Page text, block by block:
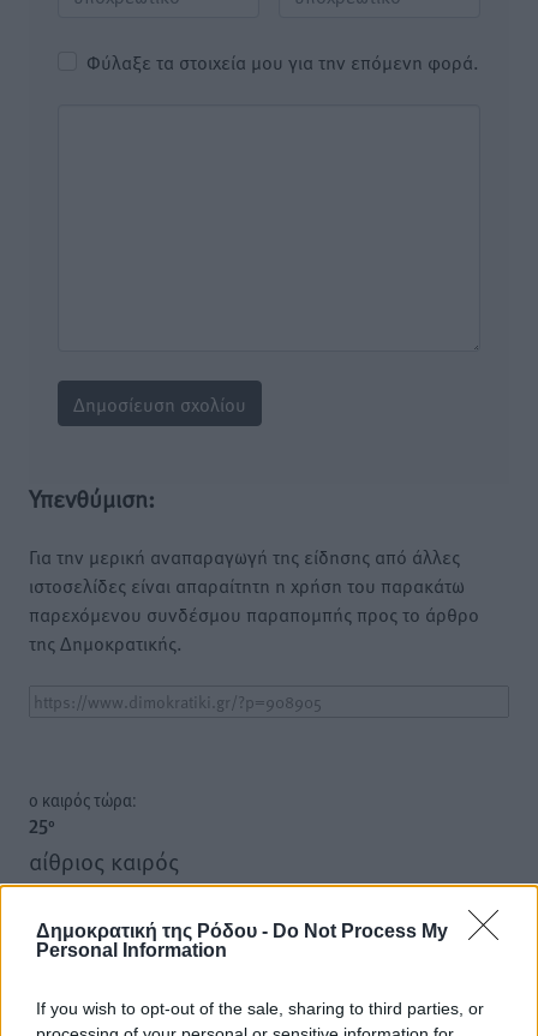
Δημοκρατική της Ρόδου - Do Not Process My
Personal Information
If you wish to opt-out of the sale, sharing to third parties, or
Φύλαξε τα στοιχεία μου για την επόμενη φορά.
Υπενθύμιση:
Για την μερική αναπαραγωγή της είδησης από άλλες
ιστοσελίδες είναι απαραίτητη η χρήση του παρακάτω
παρεχόμενου συνδέσμου παραπομπής προς το άρθρο
της Δημοκρατικής.
o καιρός τώρα:
25°
αίθριος καιρός
51%
11km/h
Δ
06:18